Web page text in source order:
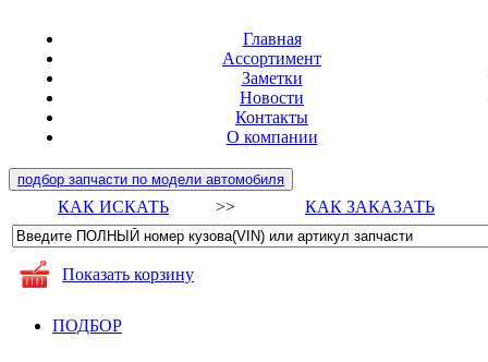
Главная
Ассортимент
Заметки
Новости
Контакты
О компании
подбор запчасти по модели автомобиля
КАК ИСКАТЬ >> КАК ЗАКАЗАТЬ
Показать корзину
ПОДБОР